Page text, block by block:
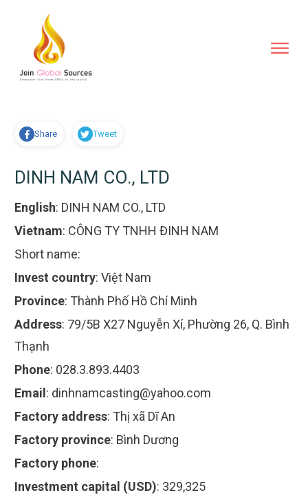
Share Tweet
DINH NAM CO., LTD
English: DINH NAM CO., LTD
Vietnam: CÔNG TY TNHH ĐINH NAM
Short name:
Invest country: Việt Nam
Province: Thành Phố Hồ Chí Minh
Address: 79/5B X27 Nguyễn Xí, Phường 26, Q. Bình
Thạnh
Phone: 028.3.893.4403
Email : dinhnamcasting@yahoo.com
Factory address: Thị xã Dĩ An
Factory province: Bình Dương
Factory phone:
Investment capital (USD): 329,325